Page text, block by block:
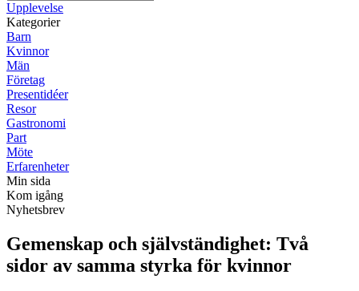
Upplevelse
Kategorier
Barn
Kvinnor
Män
Företag
Presentidéer
Resor
Gastronomi
Part
Möte
Erfarenheter
Min sida
Kom igång
Nyhetsbrev
Gemenskap och självständighet: Två
sidor av samma styrka för kvinnor